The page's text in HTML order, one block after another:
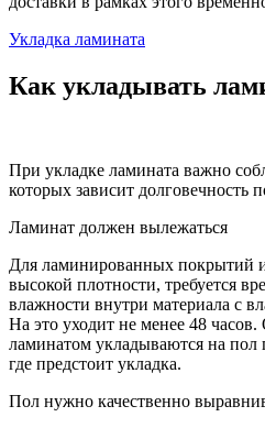
Укладка ламината
Как укладывать
При укладке ламината важно
которых зависит долговечность
Ламинат должен вылежаться
Для ламинированных покрытий
высокой плотности, требуется
влажности внутри материала с
На это уходит не менее 48
ламинатом укладываются на пол
где предстоит укладка.
Пол нужно качественно